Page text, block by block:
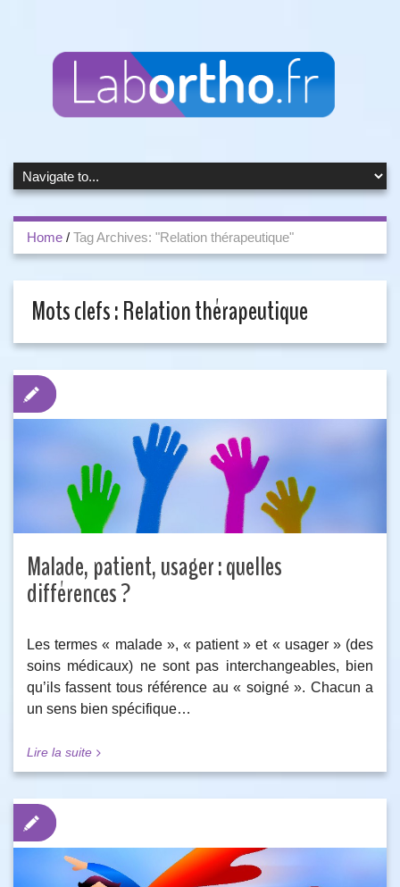
Home / Tag Archives: "Relation thérapeutique"
Mots clefs :Relation thérapeutique
Malade, patient, usager : quelles
différences ?
Les termes « malade », « patient » et « usager » (des
soins médicaux) ne sont pas interchangeables, bien
qu’ils fassent tous référence au « soigné ». Chacun a
un sens bien spécifique…
Lire la suite